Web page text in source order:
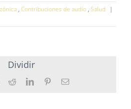
, Contribuciones de audio, Salud
|
Dividir
RedditTwitter PinterestEsmalte